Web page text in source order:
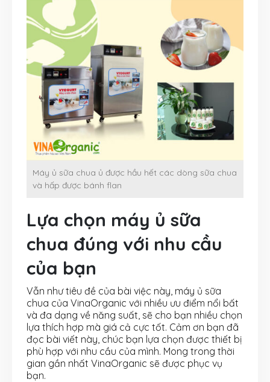
Máy ủ sữa chua ủ được hầu hết các dòng sữa chua
và hấp được bánh flan
Lựa chọn máy ủ sữa
chua đúng với nhu cầu
của bạn
Vẫn như tiêu đề của bài việc này, máy ủ sữa
chua của VinaOrganic với nhiều ưu điểm nổi bất
và đa dạng về năng suất, sẽ cho bạn nhiều chọn
lựa thích hợp mà giá cả cực tốt. Cảm ơn bạn đã
đọc bài viết này, chúc bạn lựa chọn được thiết bị
phù hợp với nhu cầu của mình. Mong trong thời
gian gần nhất VinaOrganic sẽ được phục vụ
bạn.